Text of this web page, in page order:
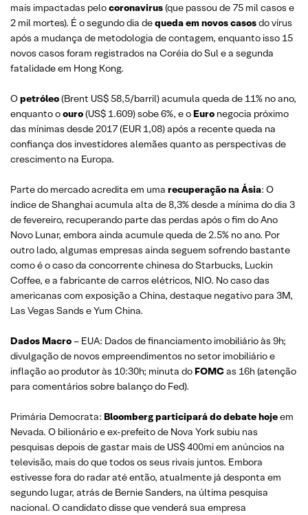
mais impactadas pelocoronavirus(que passou de 75 mil casos e
2 mil mortes). É o segundo dia dequeda em novos casosdo vírus
após a mudança de metodologia de contagem, enquanto isso 15
novos casos foram registrados na Coréia do Sul e a segunda
fatalidade em Hong Kong.
Opetróleo(Brent US$ 58,5/barril) acumula queda de 11% no ano,
enquanto oouro(US$ 1.609) sobe 6%, e o Euro negocia próximo
das mínimas desde 2017 (EUR 1,08) após a recente queda na
confiança dos investidores alemães quanto as perspectivas de
crescimento na Europa.
Parte do mercado acredita em uma recuperação na Ásia: O
índice de Shanghai acumula alta de 8,3% desde a mínima do dia 3
de fevereiro, recuperando parte das perdas após o fim do Ano
Novo Lunar, embora ainda acumule queda de 2.5% no ano. Por
outro lado, algumas empresas ainda seguem sofrendo bastante
como é o caso da concorrente chinesa do Starbucks, Luckin
Coffee, e a fabricante de carros elétricos, NIO. No caso das
americanas com exposição a China, destaque negativo para 3M,
Las Vegas Sands e Yum China.
Dados Macro – EUA: Dados de financiamento imobiliário às 9h;
divulgação de novos empreendimentos no setor imobiliário e
inflação ao produtor às 10:30h; minuta do FOMCas 16h (atenção
para comentários sobre balanço do Fed).
Primária Democrata: Bloomberg participará do debate hojeem
Nevada. O bilionário e ex-prefeito de Nova York subiu nas
pesquisas depois de gastar mais de US$ 400mi em anúncios na
televisão, mais do que todos os seus rivais juntos. Embora
estivesse fora do radar até então, atualmente já desponta em
segundo lugar, atrás de Bernie Sanders, na última pesquisa
nacional. O candidato disse que venderá sua empresa